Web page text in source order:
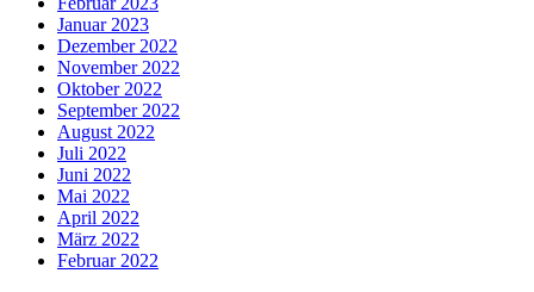
Januar 2023
Dezember 2022
November 2022
Oktober 2022
September 2022
August 2022
Juli 2022
Juni 2022
Mai 2022
April 2022
März 2022
Februar 2022